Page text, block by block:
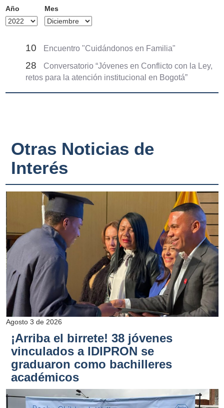
Año Mes
10 Encuentro "Cuidándonos en Familia"
28
Conversatorio “Jóvenes en Conflicto con la Ley,
retos para la atención institucional en Bogotá”
Otras Noticias de
Interés
Agosto 3 de 2026
¡Arriba el birrete! 38 jóvenes
vinculados a IDIPRON se
graduaron como bachilleres
académicos